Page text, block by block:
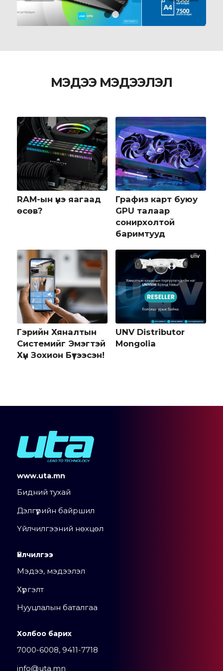
МЭДЭЭ МЭДЭЭЛЭЛ
RAM-ын үнэ яагаад
өсөв?
Графиз карт буюу
GPU талаар
сонирхолтой
баримтууд
Гэрийн Хяналтын
Системийг Эмэгтэй
Хүн Зохион Бүтээсэн!
UNV Distributor
Mongolia
www.uta.mn
Бидний тухай
Дэлгүүрийн байршил
Үйлчилгээний нөхцөл
Үйлчилгээ
Мэдээ, мэдээлэл
Хүргэлт
Нууцлалын баталгаа
Холбоо барих
7000-6008, 9411-7718
info@uta.mn